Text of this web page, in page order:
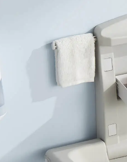
Dispensador de
papel